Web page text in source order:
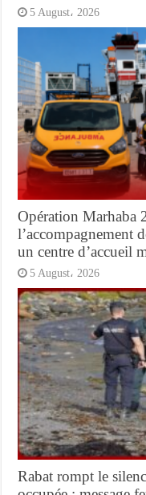
5 August، 2026
Opération Marhaba
l’accompagnement
un centre d’accueil
5 August، 2026
Rabat rompt le